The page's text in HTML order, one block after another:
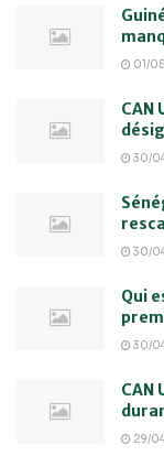
01/
CAN
30/
30/
Qui
30/
CAN
29/